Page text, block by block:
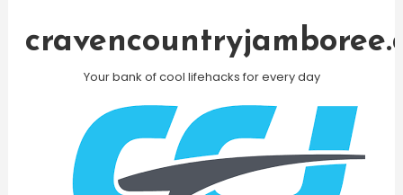
Your bank of cool lifehacks for every day